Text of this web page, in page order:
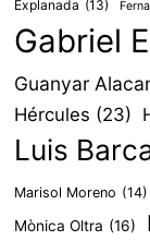
Explanada (13)
Gabriel
Guanyar
Hércules (23)
Luis
Marisol Moreno (14)
Mònica Oltra (16)